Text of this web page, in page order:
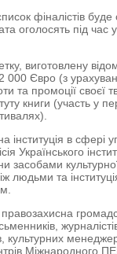
фіналістів
оголосять під час
виготовлену
000 Євро (з
та промоції своєї
книги (участь у
інституція в сфері
Українського
засобами
людьми та
правозахисна
культурних
Міжнародного